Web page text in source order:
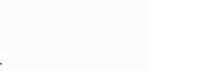
den gewünschten Wert ein